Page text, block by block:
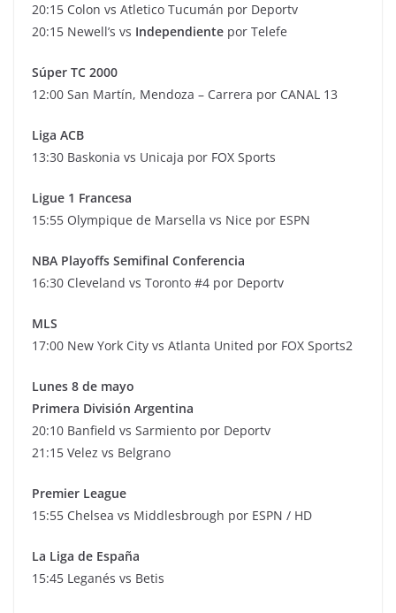
20:15 Colon vs Atletico Tucumán por Deportv
20:15 Newell’s vs Independiente por Telefe
Súper TC 2000
12:00 San Martín, Mendoza – Carrera por CANAL 13
Liga ACB
13:30 Baskonia vs Unicaja por FOX Sports
Ligue 1 Francesa
15:55 Olympique de Marsella vs Nice por ESPN
NBA Playoffs Semifinal Conferencia
16:30 Cleveland vs Toronto #4 por Deportv
MLS
17:00 New York City vs Atlanta United por FOX Sports2
Lunes 8 de mayo
Primera División Argentina
20:10 Banfield vs Sarmiento por Deportv
21:15 Velez vs Belgrano
Premier League
15:55 Chelsea vs Middlesbrough por ESPN / HD
La Liga de España
15:45 Leganés vs Betis